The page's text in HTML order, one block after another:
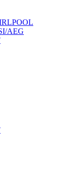
AEG